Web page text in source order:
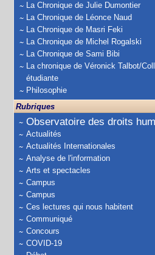
La Chronique de Julie Dumontier
La Chronique de Léonce Naud
La Chronique de Masri Feki
La Chronique de Michel Rogalski
La Chronique de Sami Bibi
La chronique de Véronick Talbot/
étudiante
Philosophie
Rubriques
Observatoire des droits
Actualités
Actualités Internationales
Analyse de l'information
Arts et spectacles
Campus
Campus
Ces lectures qui nous habitent
Communiqué
Concours
COVID-19